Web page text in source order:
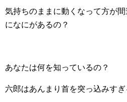
気持ちのままに動くなって方が
になにがあるの？
あなたは何を知っているの？
六郎はあんまり首を突っ込みすぎ